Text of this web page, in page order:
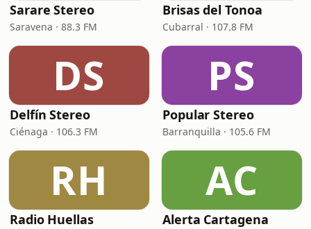
Sarare Stereo
Saravena · 88.3 FM
Brisas del Tonoa
Cubarral · 107.8 FM
DS
Delfín Stereo
Ciénaga · 106.3 FM
PS
Popular Stereo
Barranquilla · 105.6 FM
RH
Radio Huellas
AC
Alerta Cartagena